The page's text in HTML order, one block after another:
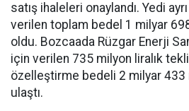
satış ihaleleri onaylandı. Yedi
verilen toplam bedel 1 milyar
oldu. Bozcaada Rüzgar Enerji
için verilen 735 milyon liralık
özelleştirme bedeli 2 milyar 433
ulaştı.